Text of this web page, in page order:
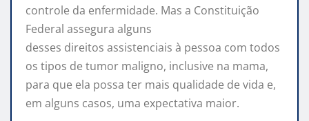
controle da enfermidade. Mas a Constituição
Federal assegura alguns
desses direitos assistenciais à pessoa com todos
os tipos de tumor maligno, inclusive na mama,
para que ela possa ter mais qualidade de vida e,
em alguns casos, uma expectativa maior.